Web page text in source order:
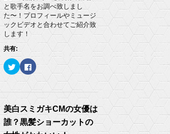
し
い
ウ
ィ
ン
ド
ウ
で
開
き
ま
す
ク
し
て
く
だ
さ
い
新
し
い
ウ
ド
ウ
開
き
ま
す
と歌手名をお調べ致しまし
た〜！プロフィールやミュージ
ックビデオと合わせてご紹介致
します！
共有:
ク
リ
ク
し
w
i
t
t
e
F
a
b
k
で
共
有
す
美白スミガキCMの女優は
誰？黒髪ショーカットの